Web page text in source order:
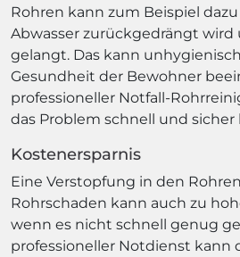
Rohren kann zum Beispiel
Abwasser zurückgedrängt wird
gelangt. Das kann
Gesundheit der Bewohner
professioneller Notfall-
das Problem schnell und sicher
Kostenersparnis
Eine Verstopfung in den
Rohrschaden kann auch zu
wenn es nicht schnell genug
professioneller Notdienst kann